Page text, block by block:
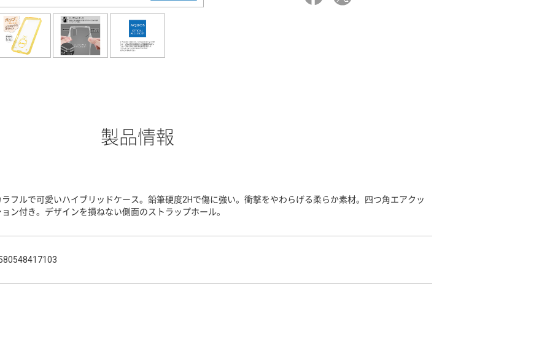
製品情報
ラフルで可愛いハイブリッドケース。鉛筆硬度2Hで傷に強い。衝撃をやわらげる柔らか素材。四つ角エアクッ
ョン付き。デザインを損ねない側面のストラップホール。